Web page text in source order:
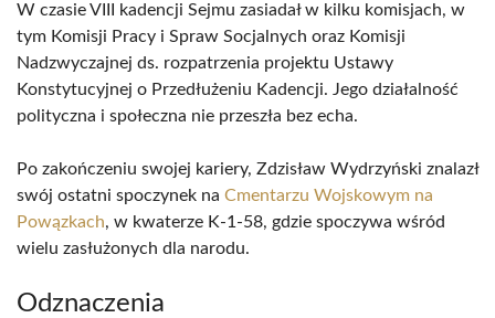
W czasie VIII kadencji Sejmu zasiadał w kilku komisjach, w
tym Komisji Pracy i Spraw Socjalnych oraz Komisji
Nadzwyczajnej ds. rozpatrzenia projektu Ustawy
Konstytucyjnej o Przedłużeniu Kadencji. Jego działalność
polityczna i społeczna nie przeszła bez echa.
Po zakończeniu swojej kariery, Zdzisław Wydrzyński znalazł
swój ostatni spoczynek na Cmentarzu Wojskowym na
Powązkach, w kwaterze K-1-58, gdzie spoczywa wśród
wielu zasłużonych dla narodu.
Odznaczenia